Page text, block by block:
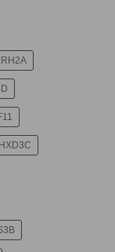
HXD3C